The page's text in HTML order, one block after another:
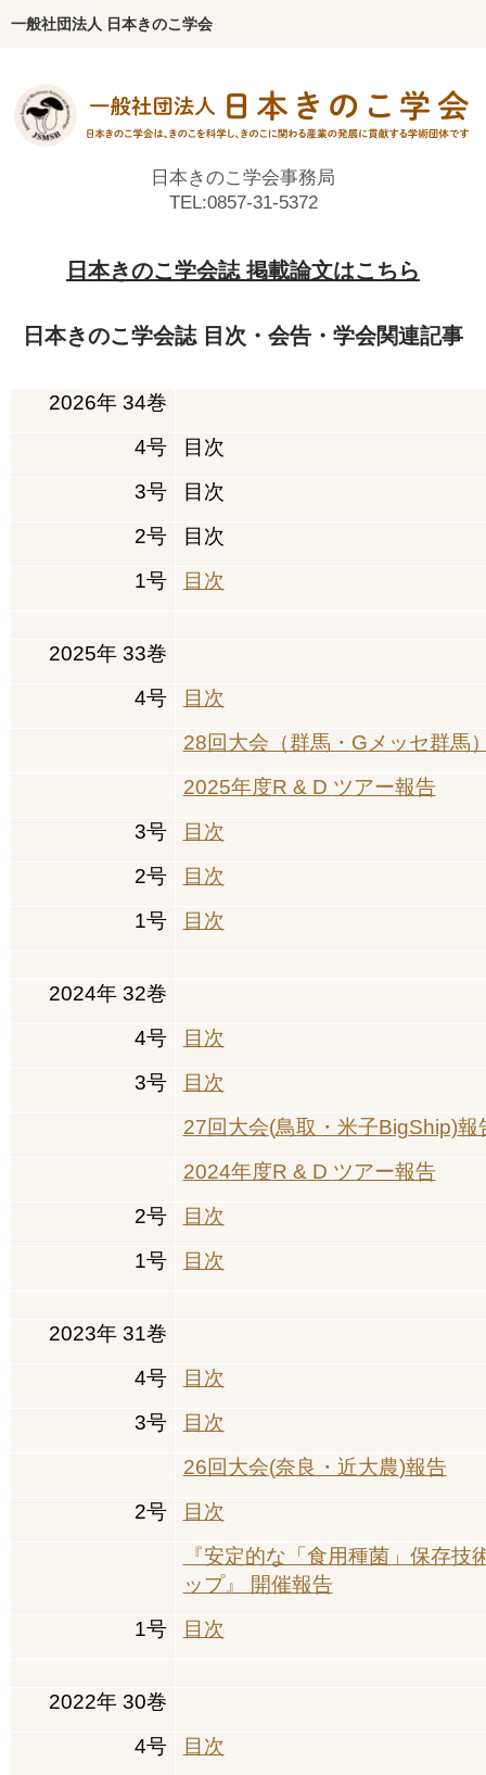
一般社団法人 日本きのこ学会
日本きのこ学会事務局
TEL:0857-31-5372
学会について
代議員
技術奨励賞
目次・会告・学会関連記事
最終原稿送付票
日本きのこ学会著作権規程
日本きのこ学会誌 掲載論文はこちら
日本きのこ学会誌 目次・会告・学会関連記事
2026年 34巻
4号
目次
3号
目次
2号
目次
1号 目次
2025年 33巻
4号
目次
28回大会（群馬・ G メッセ群馬
2025年度R & D ツアー報告
3号
目次
2号
目次
1号 目次
2024年 32巻
4号
目次
3号
目次
27回大会(鳥取・米子BigShip)報
2024年度R & D ツアー報告
2号
目次
1号 目次
2023年 31巻
4号
目次
3号
目次
26回大会(奈良・近大農)報告
2号
目次
『安定的な「食用種菌」保存技
ップ』 開催報告
1号 目次
2022年 30巻
4号
目次